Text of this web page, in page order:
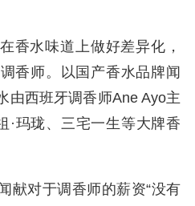
香水味道上做好差异化，
香师。以国产香水品牌闻
由西班牙调香师Ane Ayo主
·玛珑、三宅一生等大牌香
献对于调香师的薪资“没有